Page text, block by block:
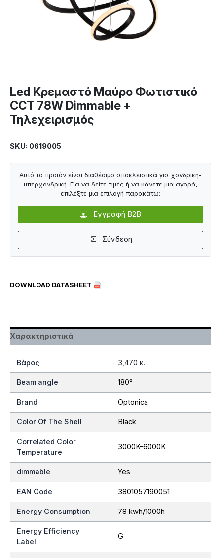
Led Κρεμαστό Μαύρο Φωτιστικό
CCT 78W Dimmable +
Τηλεχειρισμός
SKU: 0619005
DOWNLOAD DATASHEET
Αυτό το προϊόν είναι διαθέσιμο αποκλειστικά για χονδρική-
υπερχονδρική. Για να δείτε τιμές ή να κάνετε μια αγορά,
επιλέξτε μια επιλογή παρακάτω:
Εγγραφή B2B
Σύνδεση
Χαρακτηριστικά
Βάρος 3,470 κ.
Beam angle 180°
Brand Optonica
Color Of The Shell Black
Correlated Color
Temperature
3000K-6000K
dimmable Yes
EAN Code 3801057190051
Energy Consumption 78 kwh/1000h
Energy Efficiency
Label
G